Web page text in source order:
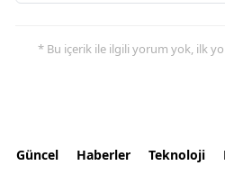
* Bu içerik ile ilgili yorum yok, ilk
Güncel Haberler Teknoloji